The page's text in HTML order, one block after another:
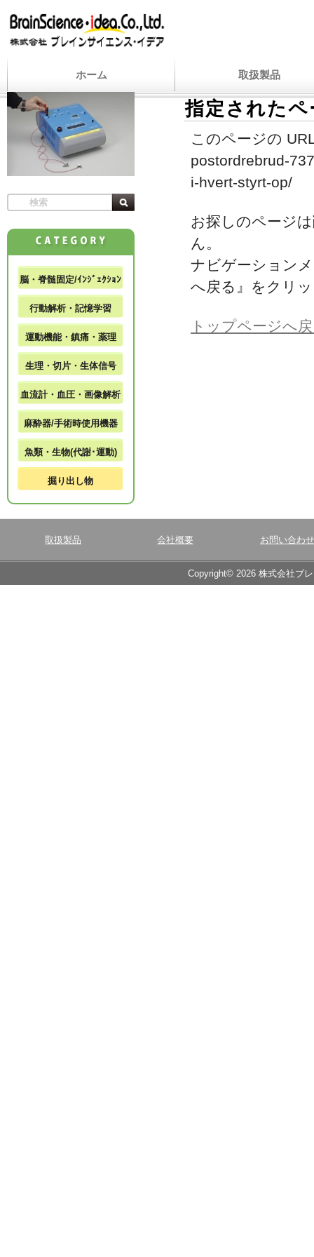
ホーム 取扱製品
指定された
このページの
postordrebrud-
i-hvert-styrt-op/
お探しのページ
ん。
ナビゲーション
へ戻る』をクリ
トップページへ
脳・脊髄固定/ｲﾝｼﾞｪｸｼｮﾝ
行動解析・記憶学習
運動機能・鎮痛・薬理
生理・切片・生体信号
血流計・血圧・画像解析
麻酔器/手術時使用機器
魚類・生物(代謝･運動)
掘り出し物
取扱製品 会社概要 お問い合わせ
Copyright© 2026 株式会社ブ